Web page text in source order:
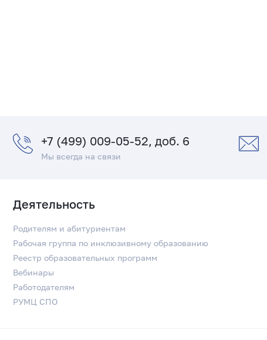
+7 (499) 009-05-52, доб. 6
Мы всегда на связи
Деятельность
Родителям и абитуриентам
Рабочая группа по инклюзивному образованию
Реестр образовательных программ
Вебинары
Работодателям
РУМЦ СПО